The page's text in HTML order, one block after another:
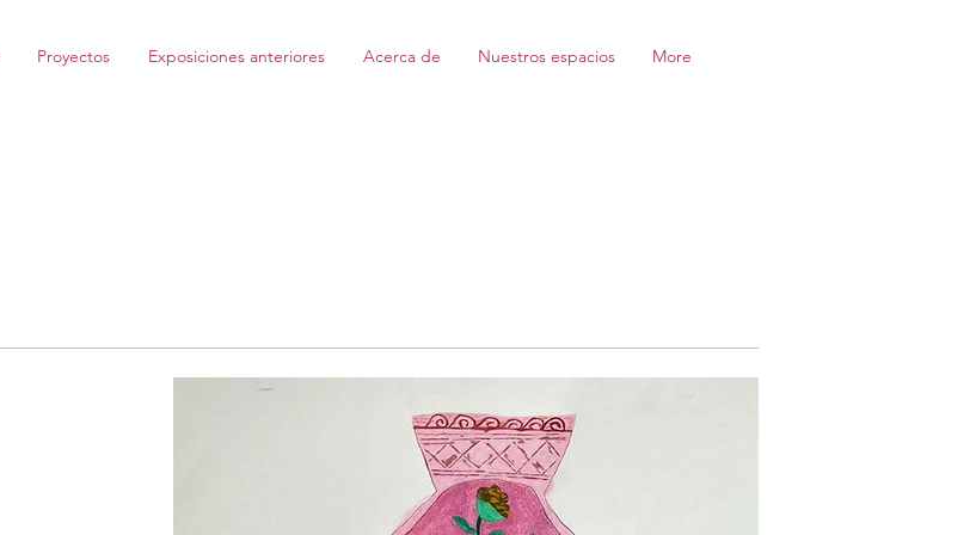
Proyectos Exposiciones anteriores Acerca de Nuestros espacios More